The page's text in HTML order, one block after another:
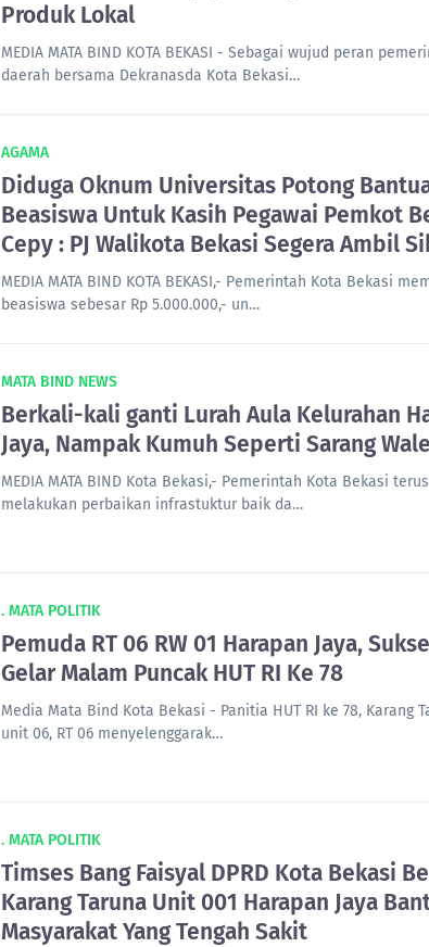
Produk Lokal
MEDIA MATA BIND KOTA BEKASI - Sebagai wujud peran
daerah bersama Dekranasda Kota Bekasi…
AGAMA
Diduga Oknum Universitas Potong
Beasiswa Untuk Kasih Pegawai Pemkot
Cepy : PJ Walikota Bekasi Segera Ambil
MEDIA MATA BIND KOTA BEKASI,- Pemerintah Kota Bekasi
beasiswa sebesar Rp 5.000.000,- un…
MATA BIND NEWS
Berkali-kali ganti Lurah Aula Kelurahan
Jaya, Nampak Kumuh Seperti Sarang
MEDIA MATA BIND Kota Bekasi,- Pemerintah Kota Bekasi terus
melakukan perbaikan infrastuktur baik da…
. MATA POLITIK
Pemuda RT 06 RW 01 Harapan Jaya,
Gelar Malam Puncak HUT RI Ke 78
Media Mata Bind Kota Bekasi - Panitia HUT RI ke 78, Karang
unit 06, RT 06 menyelenggarak…
. MATA POLITIK
Timses Bang Faisyal DPRD Kota Bekasi
Karang Taruna Unit 001 Harapan Jaya
Masyarakat Yang Tengah Sakit